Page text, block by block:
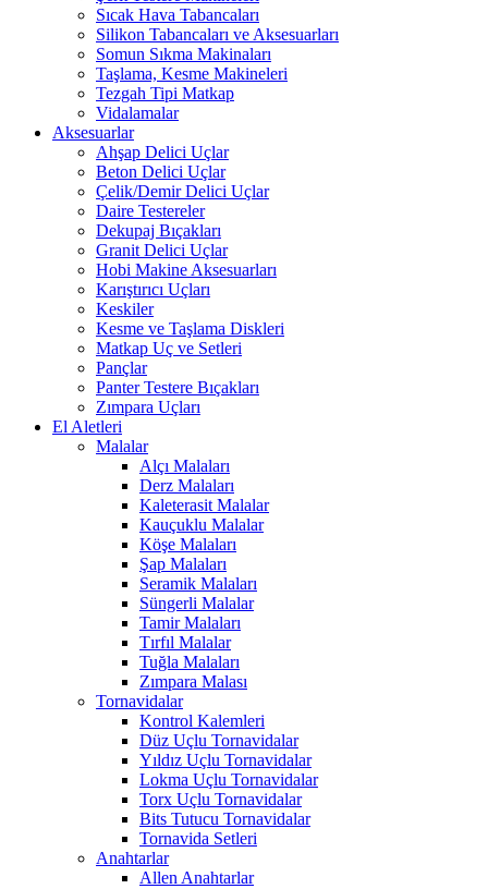
Sıcak Hava Tabancaları
Silikon Tabancaları ve Aksesuarları
Somun Sıkma Makinaları
Taşlama, Kesme Makineleri
Tezgah Tipi Matkap
Vidalamalar
Aksesuarlar
Ahşap Delici Uçlar
Beton Delici Uçlar
Çelik/Demir Delici Uçlar
Daire Testereler
Dekupaj Bıçakları
Granit Delici Uçlar
Hobi Makine Aksesuarları
Karıştırıcı Uçları
Keskiler
Kesme ve Taşlama Diskleri
Matkap Uç ve Setleri
Pançlar
Panter Testere Bıçakları
Zımpara Uçları
El Aletleri
Malalar
Alçı Malaları
Derz Malaları
Kaleterasit Malalar
Kauçuklu Malalar
Köşe Malaları
Şap Malaları
Seramik Malaları
Süngerli Malalar
Tamir Malaları
Tırfıl Malalar
Tuğla Malaları
Zımpara Malası
Tornavidalar
Kontrol Kalemleri
Düz Uçlu Tornavidalar
Yıldız Uçlu Tornavidalar
Lokma Uçlu Tornavidalar
Torx Uçlu Tornavidalar
Bits Tutucu Tornavidalar
Tornavida Setleri
Anahtarlar
Allen Anahtarlar